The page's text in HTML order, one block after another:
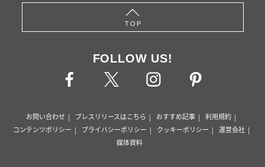
TOP
FOLLOW US!
お問い合わせ プレスリリースはこちら おすすめ記事
利用規約
コンテンツポリシー
プライバシーポリシー クッキーポリシー
運営会社
媒体資料